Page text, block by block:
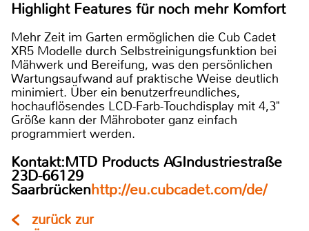
Highlight Features für noch mehr Komfort
Mehr Zeit im Garten ermöglichen die Cub Cadet
XR5 Modelle durch Selbstreinigungsfunktion bei
Mähwerk und Bereifung, was den persönlichen
Wartungsaufwand auf praktische Weise deutlich
minimiert. Über ein benutzerfreundliches,
hochauflösendes LCD-Farb-Touchdisplay mit 4,3"
Größe kann der Mähroboter ganz einfach
programmiert werden.
Kontakt:MTD Products AGIndustriestraße
23D-66129
Saarbrückenhttp://eu.cubcadet.com/de/
zurück zur